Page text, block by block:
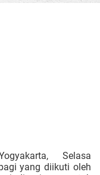
Selasa
yang diikuti oleh